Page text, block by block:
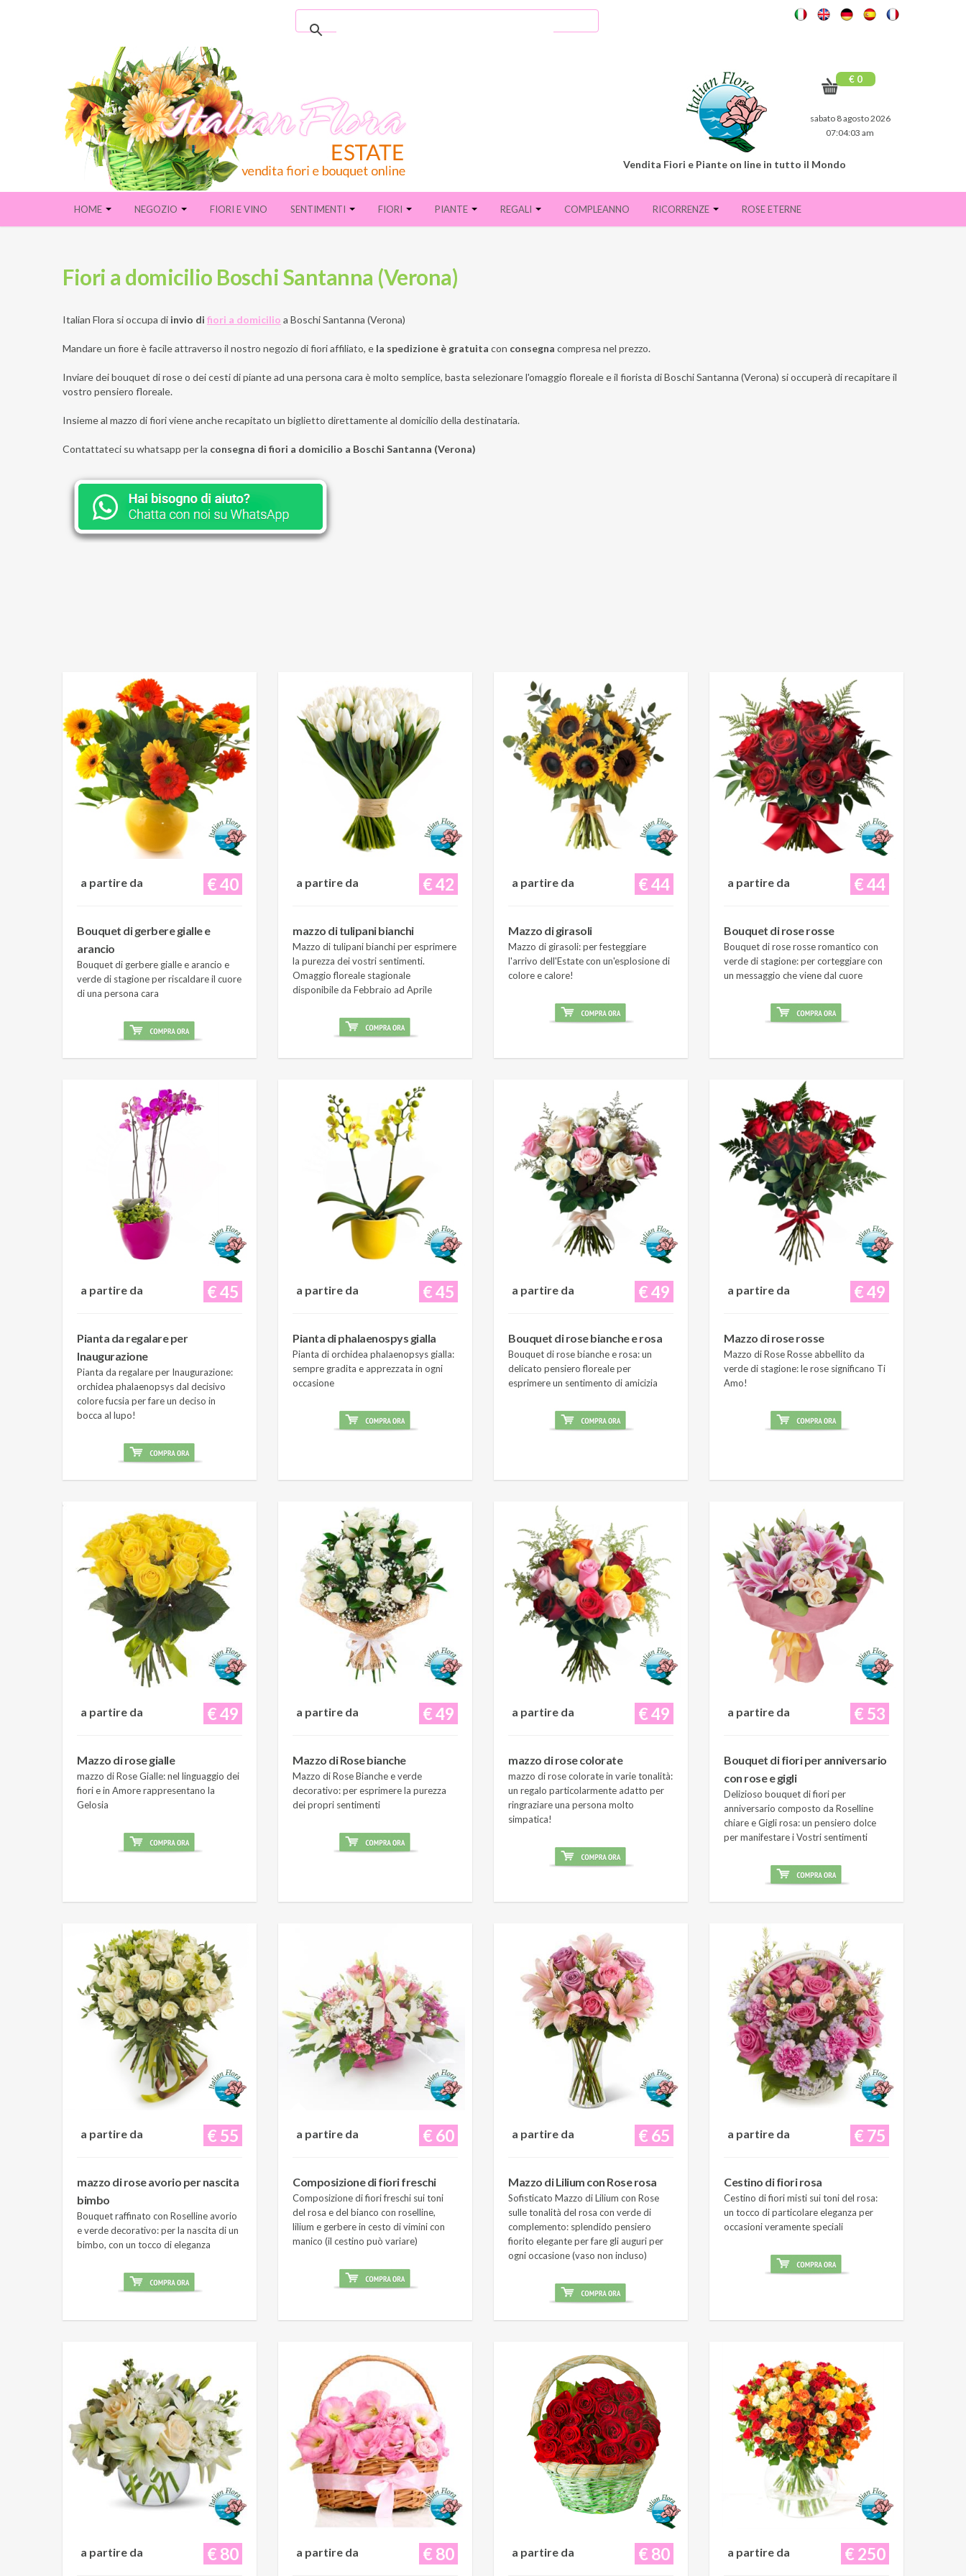
€ 0
sabato 8 agosto 2026
07:04:04 am
Vendita Fiori e Piante on line in tutto il Mondo
HOME NEGOZIO FIORI E VINO SENTIMENTI FIORI PIANTE REGALI COMPLEANNO RICORRENZE ROSE ETERNE
Fiori a domicilio Boschi Santanna (Verona)
Italian Flora si occupa di invio di fiori a domicilio a Boschi Santanna (Verona)
Mandare un fiore è facile attraverso il nostro negozio di fiori affiliato, e la spedizione è gratuita con consegna compresa nel prezzo.
Inviare dei bouquet di rose o dei cesti di piante ad una persona cara è molto semplice, basta selezionare l'omaggio floreale e il fiorista di Boschi Santanna (Verona) si occuperà di recapitare il
vostro pensiero floreale.
Insieme al mazzo di fiori viene anche recapitato un biglietto direttamente al domicilio della destinataria.
Contattateci su whatsapp per la consegna di fiori a domicilio a Boschi Santanna (Verona)
€ 40
a partire da
Bouquet di gerbere gialle e
arancio
Bouquet di gerbere gialle e arancio e
verde di stagione per riscaldare il cuore
di una persona cara
€ 42
a partire da
mazzo di tulipani bianchi
Mazzo di tulipani bianchi per esprimere
la purezza dei vostri sentimenti.
Omaggio floreale stagionale
disponibile da Febbraio ad Aprile
€ 44
a partire da
Mazzo di girasoli
Mazzo di girasoli: per festeggiare
l'arrivo dell'Estate con un'esplosione di
colore e calore!
€ 44
a partire da
Bouquet di rose rosse
Bouquet di rose rosse romantico con
verde di stagione: per corteggiare con
un messaggio che viene dal cuore
€ 45
a partire da
Pianta da regalare per
Inaugurazione
Pianta da regalare per Inaugurazione:
orchidea phalaenopsys dal decisivo
colore fucsia per fare un deciso in
bocca al lupo!
€ 45
a partire da
Pianta di phalaenospys gialla
Pianta di orchidea phalaenopsys gialla:
sempre gradita e apprezzata in ogni
occasione
€ 49
a partire da
Bouquet di rose bianche e rosa
Bouquet di rose bianche e rosa: un
delicato pensiero floreale per
esprimere un sentimento di amicizia
€ 49
a partire da
Mazzo di rose rosse
Mazzo di Rose Rosse abbellito da
verde di stagione: le rose significano Ti
Amo!
€ 49
a partire da
Mazzo di rose gialle
mazzo di Rose Gialle: nel linguaggio dei
fiori e in Amore rappresentano la
Gelosia
€ 49
a partire da
Mazzo di Rose bianche
Mazzo di Rose Bianche e verde
decorativo: per esprimere la purezza
dei propri sentimenti
€ 49
a partire da
mazzo di rose colorate
mazzo di rose colorate in varie tonalità:
un regalo particolarmente adatto per
ringraziare una persona molto
simpatica!
€ 53
a partire da
Bouquet di fiori per anniversario
con rose e gigli
Delizioso bouquet di fiori per
anniversario composto da Roselline
chiare e Gigli rosa: un pensiero dolce
per manifestare i Vostri sentimenti
€ 55
a partire da
mazzo di rose avorio per nascita
bimbo
Bouquet raffinato con Roselline avorio
e verde decorativo: per la nascita di un
bimbo, con un tocco di eleganza
€ 60
a partire da
Composizione di fiori freschi
Composizione di fiori freschi sui toni
del rosa e del bianco con roselline,
lilium e gerbere in cesto di vimini con
manico (il cestino può variare)
€ 65
a partire da
Mazzo di Lilium con Rose rosa
Sofisticato Mazzo di Lilium con Rose
sulle tonalità del rosa con verde di
complemento: splendido pensiero
fiorito elegante per fare gli auguri per
ogni occasione (vaso non incluso)
€ 75
a partire da
Cestino di fiori rosa
Cestino di fiori misti sui toni del rosa:
un tocco di particolare eleganza per
occasioni veramente speciali
€ 80
a partire da € 80
a partire da € 80
a partire da € 250
a partire da